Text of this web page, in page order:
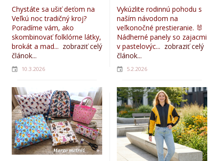
Chystáte sa ušiť deťom na
Veľkú noc tradičný kroj?
Poradíme vám, ako
skombinovať folklórne látky,
brokát a mad... zobraziť celý
článok...
10.3.2026
Vykúzlite rodinnú pohodu s
naším návodom na
veľkonočné prestieranie. 🐰
Nádherné panely so zajacmi
v pastelovýc... zobraziť celý
článok...
5.2.2026